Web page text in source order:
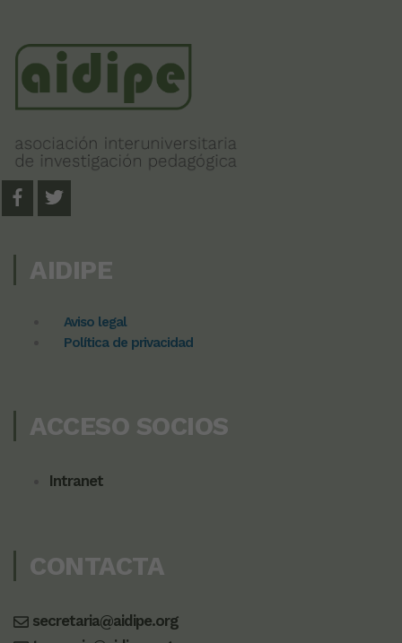
AIDIPE
Aviso legal
Política de privacidad
ACCESO SOCIOS
Intranet
CONTACTA
secretaria@aidipe.org